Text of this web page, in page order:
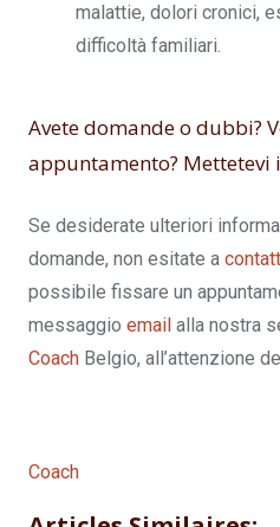
malattie, dolori cronici,
difficoltà familiari.
Avete domande o dubbi?
appuntamento? Mettetevi
Se desiderate ulteriori
domande, non esitate a
possibile fissare un
messaggio email alla nostra
Coach Belgio, all’attenzione
Coach